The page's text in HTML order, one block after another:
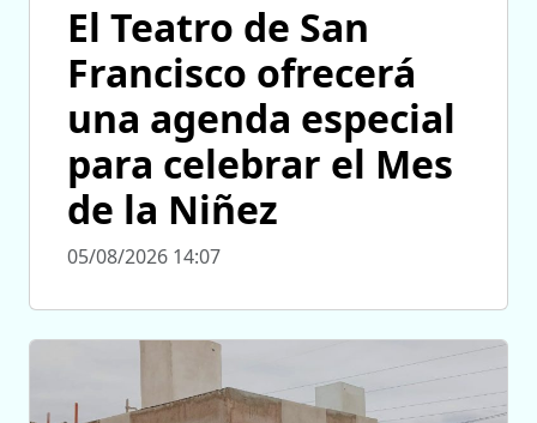
El Teatro de San
Francisco ofrecerá
una agenda especial
para celebrar el Mes
de la Niñez
05/08/2026 14:07